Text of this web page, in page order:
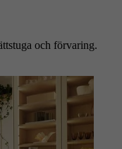
och förvaring.